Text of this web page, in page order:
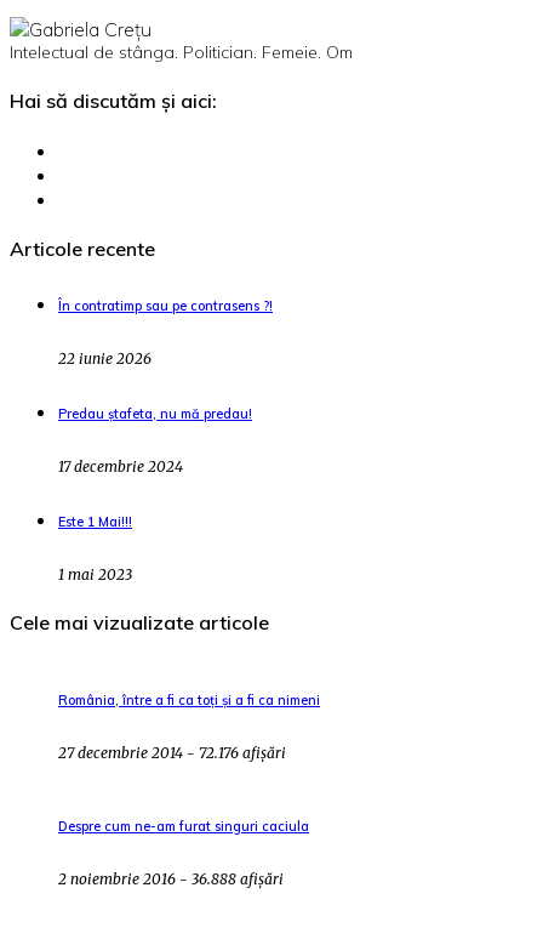
Intelectual de stânga. Politician. Femeie. Om
Hai să discutăm și aici:
Articole recente
În contratimp sau pe contrasens ?!
22 iunie 2026
Predau ștafeta, nu mă predau!
17 decembrie 2024
Este 1 Mai!!!
1 mai 2023
Cele mai vizualizate articole
România, între a fi ca toți și a fi ca nimeni
27 decembrie 2014 - 72.176 afișări
Despre cum ne-am furat singuri caciula
2 noiembrie 2016 - 36.888 afișări